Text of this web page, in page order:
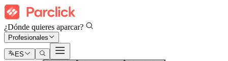
¿Dónde quieres aparcar?
Profesionales
ES